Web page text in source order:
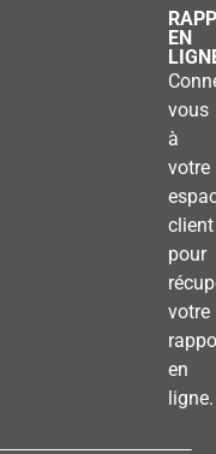
EN
vous
à
votre
client
pour
votre
en
ligne.